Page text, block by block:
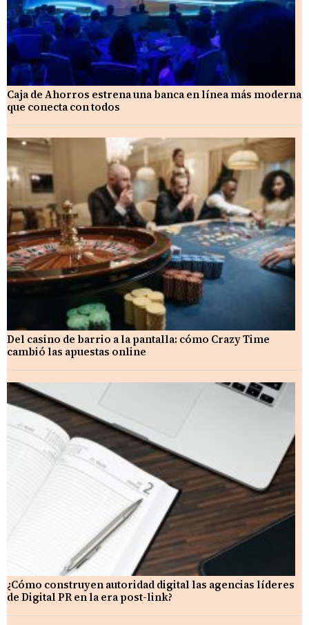
Caja de Ahorros estrena una banca en línea más moderna
que conecta con todos
Del casino de barrio a la pantalla: cómo Crazy Time
cambió las apuestas online
¿Cómo construyen autoridad digital las agencias líderes
de Digital PR en la era post-link?